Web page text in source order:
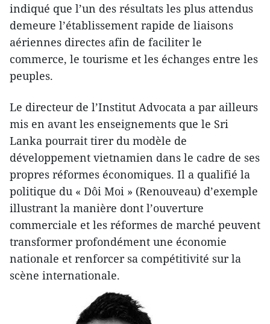
indiqué que l’un des résultats les plus attendus
demeure l’établissement rapide de liaisons
aériennes directes afin de faciliter le
commerce, le tourisme et les échanges entre les
peuples.
Le directeur de l’Institut Advocata a par ailleurs
mis en avant les enseignements que le Sri
Lanka pourrait tirer du modèle de
développement vietnamien dans le cadre de ses
propres réformes économiques. Il a qualifié la
politique du « Dôi Moi » (Renouveau) d’exemple
illustrant la manière dont l’ouverture
commerciale et les réformes de marché peuvent
transformer profondément une économie
nationale et renforcer sa compétitivité sur la
scène internationale.